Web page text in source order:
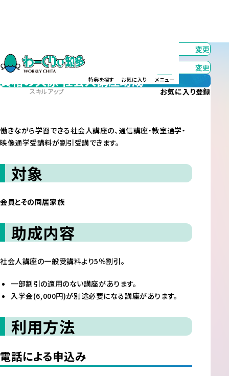
特典を探す お気に入り メニュー
変更
エリア すべて 変更
資格の大原 社会人講座助成
スキルアップ お気に入り登録
働きながら学習できる社会人講座の、通信講座・教室通学・
映像通学受講料が割引受講できます。
対象
会員とその同居家族
助成内容
社会人講座の一般受講料より5％割引。
一部割引の適用のない講座があります。
入学金(6,000円)が別途必要になる講座があります。
利用方法
電話による申込み